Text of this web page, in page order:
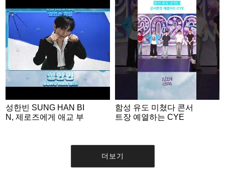
성한빈 SUNG HAN BI
N, 제로즈에게 애교 부
d you rather’ game EN
함성 유도 미쳤다 콘서
트장 예열하는 CYE
더보기